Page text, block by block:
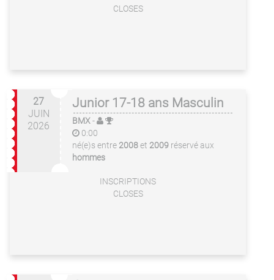
CLOSES
27
JUIN
2026
Junior 17-18 ans Masculin
BMX-
0:00
né(e)s entre 2008et 2009 réservé aux
hommes
INSCRIPTIONS
CLOSES